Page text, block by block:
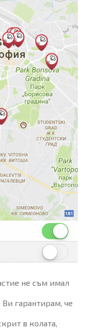
не съм имал
гарантирам, че
в колата,